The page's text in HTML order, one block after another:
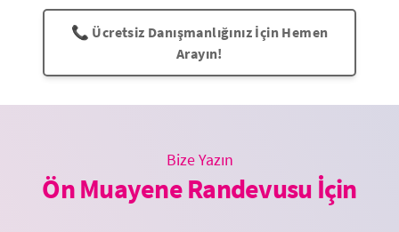
📞 Ücretsiz Danışmanlığınız İçin Hemen
Arayın!
Bize Yazın
Ön Muayene Randevusu İçin